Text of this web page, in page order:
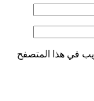
في هذا المتصفح